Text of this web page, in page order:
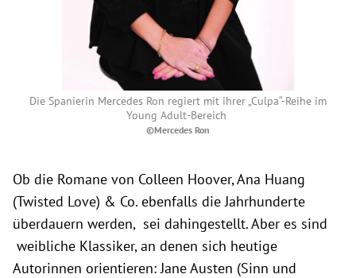
Die Spanierin Mercedes Ron regiert mit ihrer „Culpa“-Reihe im
Young Adult-Bereich
©Mercedes Ron
Ob die Romane von Colleen Hoover, Ana Huang
(Twisted Love) & Co. ebenfalls die Jahrhunderte
überdauern werden, sei dahingestellt. Aber es sind
weibliche Klassiker, an denen sich heutige
Autorinnen orientieren: Jane Austen (Sinn und